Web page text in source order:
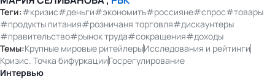
Теги:#кризис#деньги#экономить#россияне#спрос#товары
#продукты питания#розничаня торговля#дискаунтеры
#правительство#рынок труда#сокращения#доходы
Темы:Крупные мировые ритейлерыИсследования и рейтинги
Кризис. Точка бифуркацииГосрегулирование
Интервью